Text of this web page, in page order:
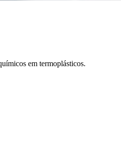
em termoplásticos.